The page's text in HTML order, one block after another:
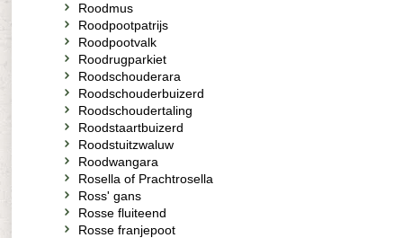
Roodmus
Roodpootpatrijs
Roodpootvalk
Roodrugparkiet
Roodschouderara
Roodschouderbuizerd
Roodschoudertaling
Roodstaartbuizerd
Roodstuitzwaluw
Roodwangara
Rosella of Prachtrosella
Ross' gans
Rosse fluiteend
Rosse franjepoot